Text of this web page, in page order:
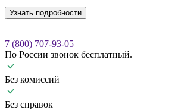
Узнать подробности
7 (800) 707-93-05
По России звонок бесплатный.
Без комиссий
Без справок